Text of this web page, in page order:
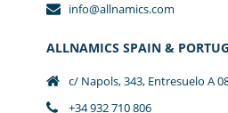
info@allnamics.com
ALLNAMICS SPAIN &
c/ Napols, 343, Entresuelo A
+34 932 710 806